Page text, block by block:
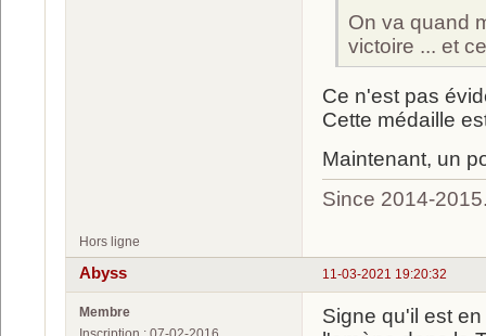
On va quand
victoire ... et
Ce n'est pas
Cette médaille
Maintenant, un
Since 2014-
Hors ligne
11-03-2021 19:20:32
Abyss
Membre
Signe qu'il est